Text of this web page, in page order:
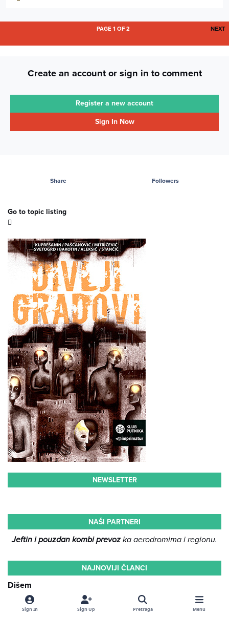
NEXT
PAGE 1 OF 2
Create an account or sign in to comment
Register a new account
Sign In Now
Share Followers
Go to topic listing
NEWSLETTER
NAŠI PARTNERI
Jeftin i pouzdan kombi prevozka aerodromima i regionu.
NAJNOVIJI ČLANCI
Dišem
Mila Tričković
Posebna pohvala žirija na konkursu "Spasimo putopis" 2026. —
Sign In Sign Up Pretraga Menu